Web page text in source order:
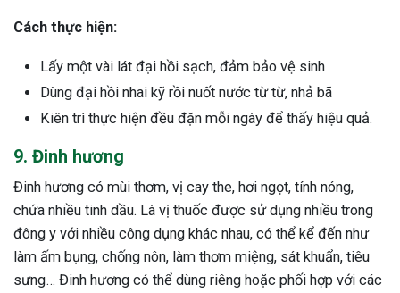
Cách thực hiện:
Lấy một vài lát đại hồi sạch, đảm bảo vệ sinh
Dùng đại hồi nhai kỹ rồi nuốt nước từ từ, nhả bã
Kiên trì thực hiện đều đặn mỗi ngày để thấy hiệu quả.
9. Đinh hương
Đinh hương có mùi thơm, vị cay the, hơi ngọt, tính nóng,
chứa nhiều tinh dầu. Là vị thuốc được sử dụng nhiều trong
đông y với nhiều công dụng khác nhau, có thể kể đến như
làm ấm bụng, chống nôn, làm thơm miệng, sát khuẩn, tiêu
sưng… Đinh hương có thể dùng riêng hoặc phối hợp với các